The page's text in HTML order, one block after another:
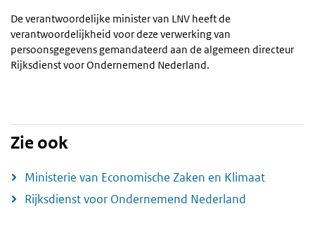
De verantwoordelijke minister van LNV heeft de
verantwoordelijkheid voor deze verwerking van
persoonsgegevens gemandateerd aan de algemeen directeur
Rijksdienst voor Ondernemend Nederland.
Zie ook
Ministerie van Economische Zaken en Klimaat
Rijksdienst voor Ondernemend Nederland